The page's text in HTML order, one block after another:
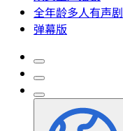
全年龄多人有声剧
弹幕版